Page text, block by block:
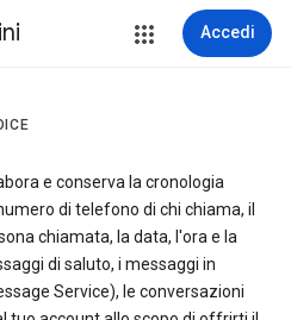
Accedi
e conserva la cronologia
di telefono di chi chiama, il
chiamata, la data, l'ora e la
di saluto, i messaggi in
Service), le conversazioni